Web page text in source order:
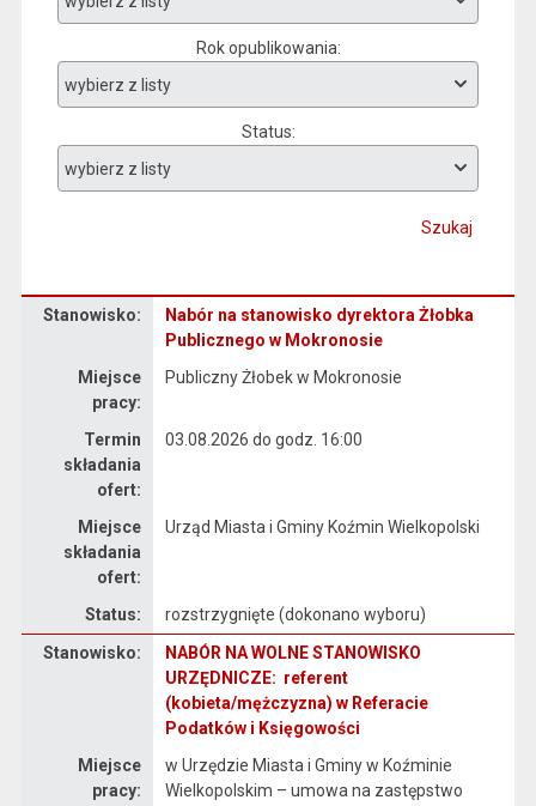
Rok opublikowania
Status
Szukaj
Stanowisko:
Nabór na stanowisko dyrektora Żłobka
Publicznego w Mokronosie
Miejsce
pracy:
Publiczny Żłobek w Mokronosie
Termin
składania
ofert:
03.08.2026 do godz. 16:00
Miejsce
składania
ofert:
Urząd Miasta i Gminy Koźmin Wielkopolski
Status: rozstrzygnięte (dokonano wyboru)
Stanowisko:
NABÓR NA WOLNE STANOWISKO
URZĘDNICZE: referent
(kobieta/mężczyzna) w Referacie
Podatków i Księgowości
Miejsce
pracy:
w Urzędzie Miasta i Gminy w Koźminie
Wielkopolskim – umowa na zastępstwo